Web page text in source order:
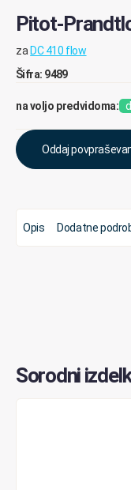
Pitot-
za DC 410 flow
Šifra: 9489
na voljo predvidoma:
Oddaj
Opis Dodatne
Sorodni